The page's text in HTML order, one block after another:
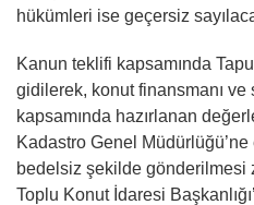
hükümleri ise geçersiz
Kanun teklifi kapsamında
gidilerek, konut finansmanı ve
kapsamında hazırlanan
Kadastro Genel
bedelsiz şekilde gönderilmesi
Toplu Konut İdaresi